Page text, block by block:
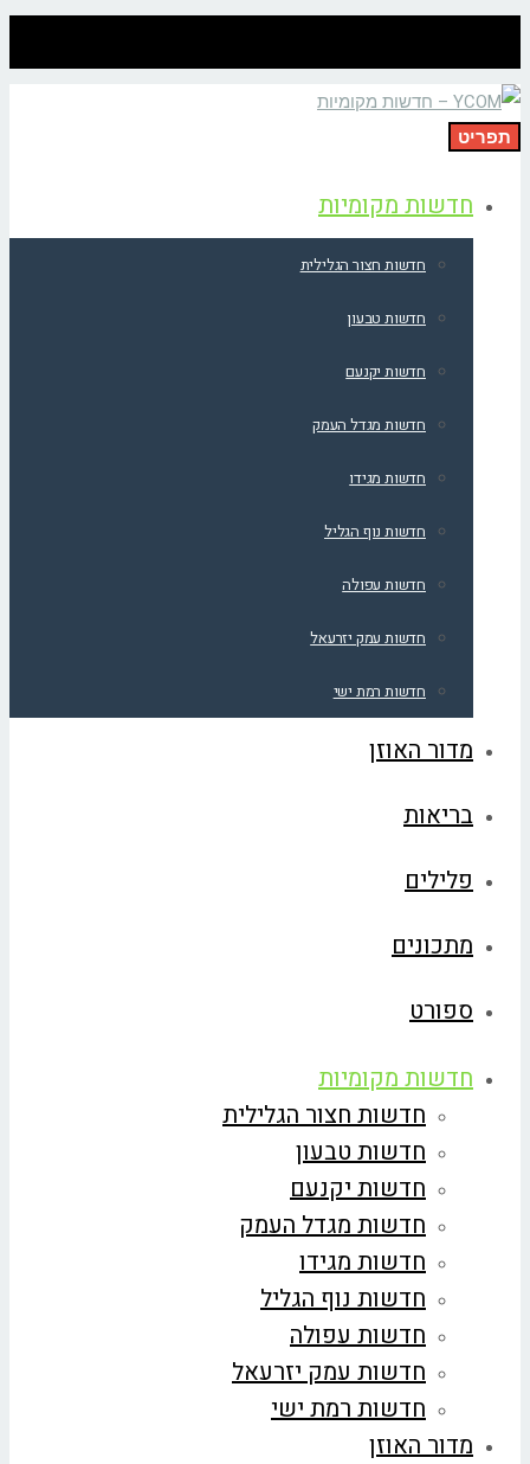
תפריט
חדשות מקומיות
חדשות חצור הגלילית
חדשות טבעון
חדשות יקנעם
חדשות מגדל העמק
חדשות מגידו
חדשות נוף הגליל
חדשות עפולה
חדשות עמק יזרעאל
חדשות רמת ישי
מדור האוזן
בריאות
פלילים
מתכונים
ספורט
חדשות מקומיות
חדשות חצור הגלילית
חדשות טבעון
חדשות יקנעם
חדשות מגדל העמק
חדשות מגידו
חדשות נוף הגליל
חדשות עפולה
חדשות עמק יזרעאל
חדשות רמת ישי
מדור האוזן